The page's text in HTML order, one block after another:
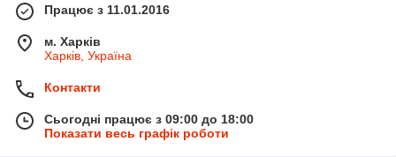
Працює з 11.01.2016
м. Харків
Харків, Україна
Контакти
Сьогодні працює з 09:00 до 18:00
Показати весь графік роботи